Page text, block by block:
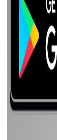
اضغط علي صوره موقع سوق او صوره موقع جوميا لمعرفه احدث اسعار النهاردة للتليفون Oppo